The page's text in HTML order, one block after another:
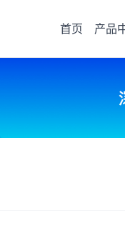
首页 产品